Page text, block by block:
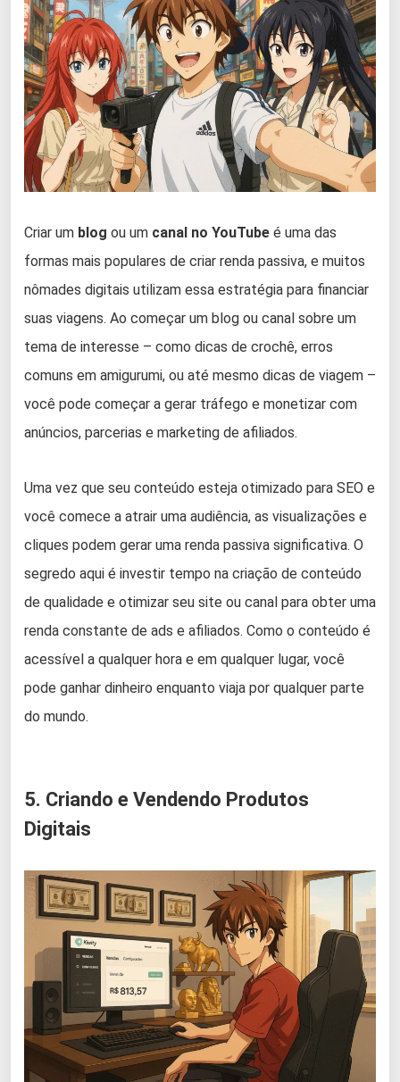
Criar um blog ou um canal no YouTube é uma das
formas mais populares de criar renda passiva, e muitos
nômades digitais utilizam essa estratégia para financiar
suas viagens. Ao começar um blog ou canal sobre um
tema de interesse – como dicas de crochê, erros
comuns em amigurumi, ou até mesmo dicas de viagem –
você pode começar a gerar tráfego e monetizar com
anúncios, parcerias e marketing de afiliados.
Uma vez que seu conteúdo esteja otimizado para SEO e
você comece a atrair uma audiência, as visualizações e
cliques podem gerar uma renda passiva significativa. O
segredo aqui é investir tempo na criação de conteúdo
de qualidade e otimizar seu site ou canal para obter uma
renda constante de ads e afiliados. Como o conteúdo é
acessível a qualquer hora e em qualquer lugar, você
pode ganhar dinheiro enquanto viaja por qualquer parte
do mundo.
5. Criando e Vendendo Produtos
Digitais